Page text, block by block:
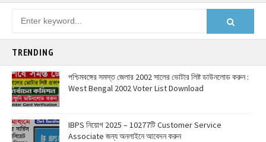
TRENDING
পশ্চিমবঙ্গের সমস্ত জেলার 2002 সালের ভোটার লিষ্ট ডাউনলোড করুন :
West Bengal 2002 Voter List Download
IBPS নিয়োগ 2025 – 10277টি Customer Service
Associate জন্য অনলাইনে আবেদন করুন